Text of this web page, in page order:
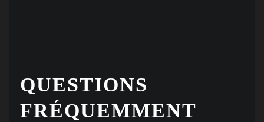
QUESTIONS
FRÉQUEMMENT